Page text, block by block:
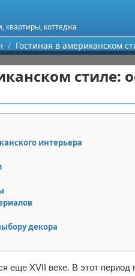
квартиры, коттеджа
Гостиная в американском
стиле:
интерьера
декора
еще XVII веке. В этот